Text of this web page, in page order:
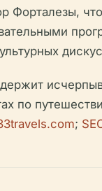
Форталезы,
по
;